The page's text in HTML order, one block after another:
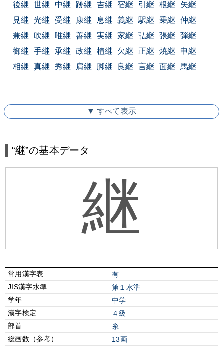
後継 世継 中継 跡継 吉継 宿継 引継 根継
矢継
見継
光継 受継 康継 息継 義継 駅継 乗継
仲継
兼継
吹継 唯継 善継 実継 家継 弘継 張継
弾継
御継
手継 承継 政継 植継 欠継 正継 焼継
申継
相継
真継 秀継 肩継 脚継 良継 言継 面継 馬継
▼ すべて表示
“継”の基本データ
継
常用漢字表
有
JIS漢字水準
第１水準
学年
中学
漢字検定
４級
部首
⽷
総画数（参考）
13画